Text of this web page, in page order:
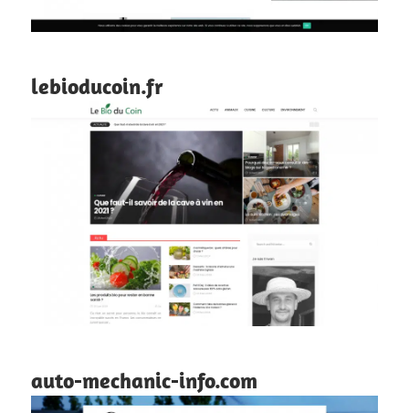
lebioducoin.fr
auto-mechanic-info.com